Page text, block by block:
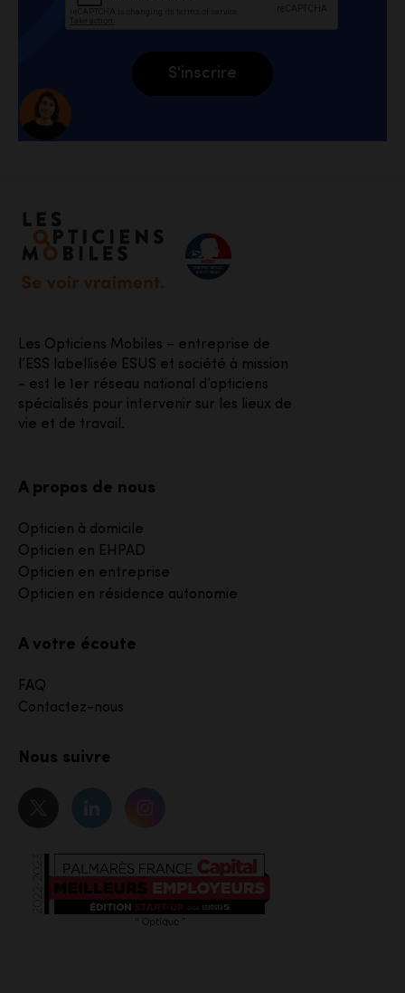
S'inscrire
Accéder à notre page d'accueil
Les Opticiens Mobiles – entreprise de
l’ESS labellisée ESUS et société à mission
- est le 1er réseau national d’opticiens
spécialisés pour intervenir sur les lieux de
vie et de travail.
A votre écoute
FAQ
Contactez-nous
A propos de nous
Opticien à domicile
Opticien en EHPAD
Opticien en entreprise
Opticien en résidence autonomie
Nous suivre